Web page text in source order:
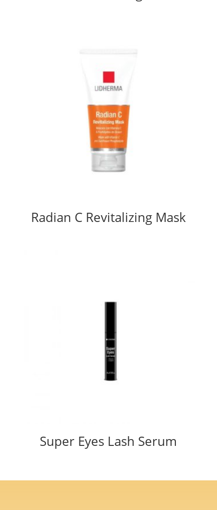
Radian C Revitalizing Mask
Super Eyes Lash Serum